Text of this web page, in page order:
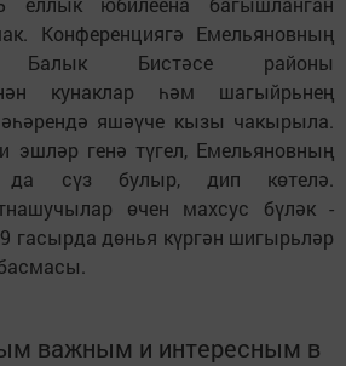
Конференциягә Емельяновның
Бистәсе районы
кунаклар һәм шагыйрьнең
яшәүче кызы чакырыла.
эшләр генә түгел, Емельяновның
да сүз булыр, дип көтелә.
өчен махсус бүләк -
дөнья күргән шигырьләр
важным и интересным в